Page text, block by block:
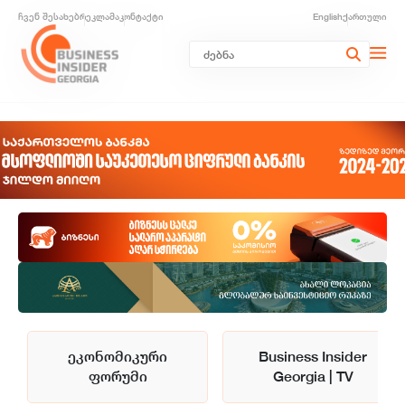
ჩვენ შესახებრეკლამაკონტაქტი Englishქართული
ეკონომიკური
ფორუმი
Business Insider
Georgia | TV